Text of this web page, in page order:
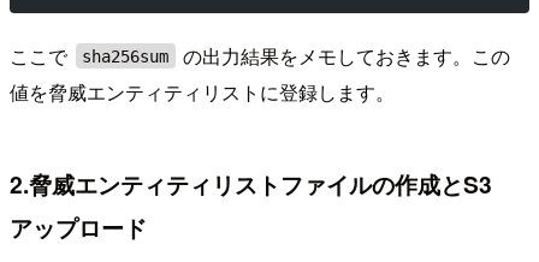
ここで sha256sum
の出力結果をメモしておきます。この
値を脅威エンティティリストに登録します。
2.脅威エンティティリストファイルの作成とS3
アップロード